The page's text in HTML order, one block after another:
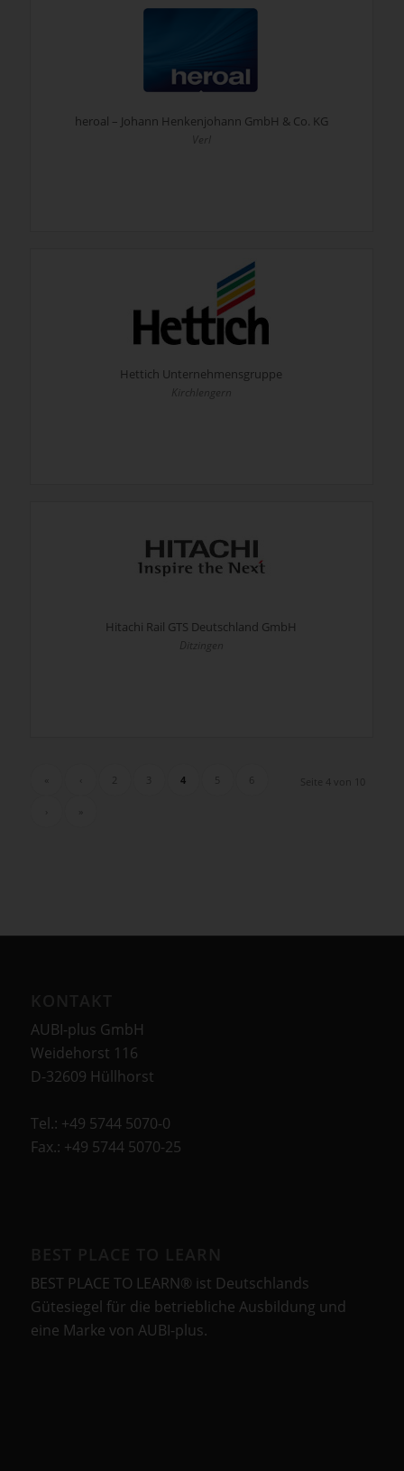
heroal – Johann Henkenjohann GmbH & Co. KG
Verl
Hettich Unternehmensgruppe
Kirchlengern
Hitachi Rail GTS Deutschland GmbH
Ditzingen
Seite 4 von 10
3 4
AUBI-plus GmbH
Weidehorst 116
D-32609 Hüllhorst
Tel.: +49 5744 5070-0
Fax.: +49 5744 5070-25
BEST PLACE TO LEARN® ist Deutschlands
Gütesiegel für die betriebliche Ausbildung und
eine Marke von AUBI-plus.